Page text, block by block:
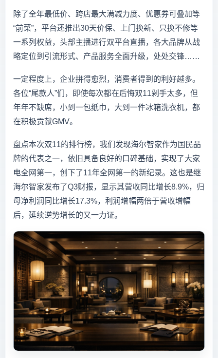
除了全年最低价、跨店最大满减力度、优惠券可叠加等
“前菜”，平台还推出30天价保、上门换新、只换不修等
一系列权益，头部主播进行双平台直播，各大品牌从战
略定位到引流形式、产品服务全面升级，处处交锋……
一定程度上，企业拼得愈烈，消费者得到的利好越多。
各位“尾款人”们，即使每次都在后悔双11剁手太多，但
年年不缺席，小到一包纸巾，大到一件冰箱洗衣机，都
在积极贡献GMV。
盘点本次双11的排行榜，我们发现海尔智家作为国民品
牌的代表之一，依旧具备良好的口碑基础，实现了大家
电全网第一，创下了11年全网第一的新纪录。这也是继
海尔智家发布了Q3财报，显示其营收同比增长8.9%，归
母净利润同比增长17.3%，利润增幅两倍于营收增幅
后，延续逆势增长的又一力证。